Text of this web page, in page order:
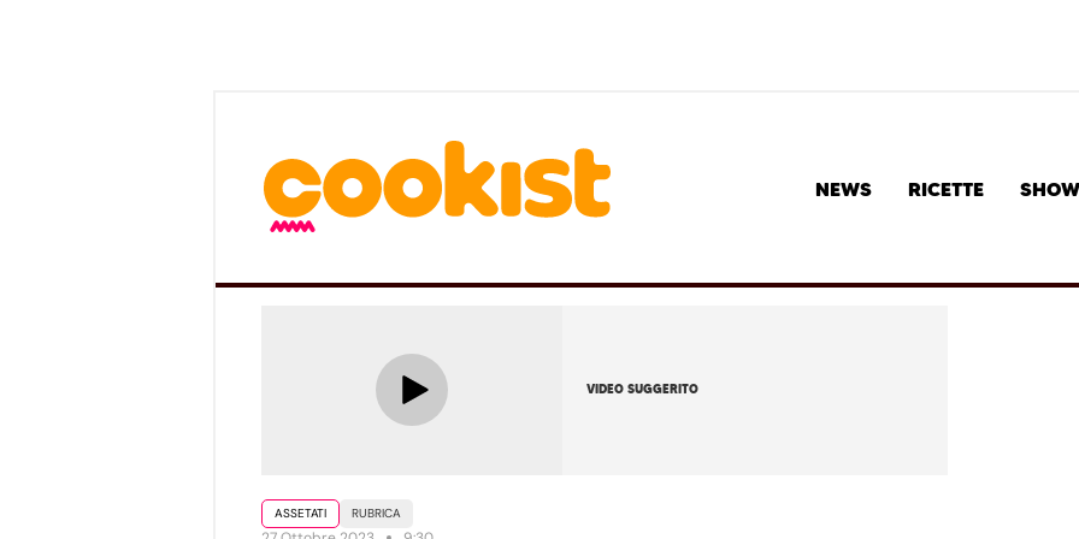
NEWS RICETTE SHOW
VIDEO SUGGERITO
ASSETATI RUBRICA